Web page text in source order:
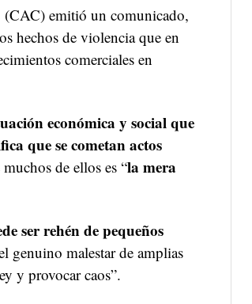
emitió un comunicado,
hechos de violencia que en
comerciales en
económica y social que
que se cometan actos
de ellos es “la mera
ser rehén de pequeños
genuino malestar de amplias
y provocar caos”.